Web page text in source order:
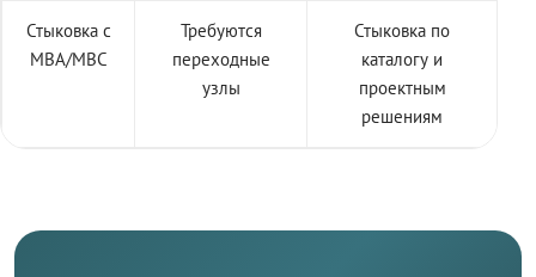
Стыковка с
МВА/МВС
Требуются
переходные
узлы
Стыковка по
каталогу и
проектным
решениям